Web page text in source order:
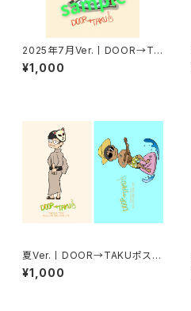
2025年7月Ver.丨DOOR→TA
KUポストカード
¥1,000
夏Ver.丨DOOR→TAKUポスト
カード【2枚セット】
¥1,000